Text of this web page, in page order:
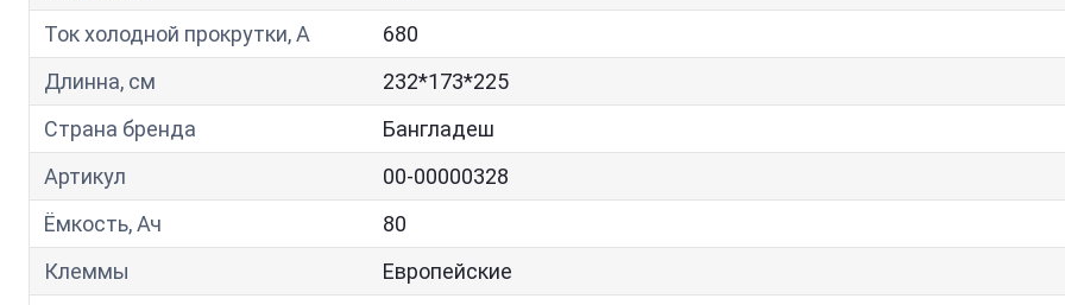
Ток холодной прокрутки, A
680
Длинна, см
232*173*225
Страна бренда
Бангладеш
Артикул
00-00000328
Ёмкость, Ач
80
Клеммы
Европейские